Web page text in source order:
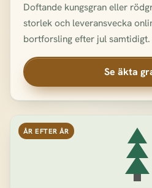
Doftande kungsgran eller
storlek och leveransvecka
bortforsling efter jul samtidigt.
Se äkta
ÅR EFTER ÅR